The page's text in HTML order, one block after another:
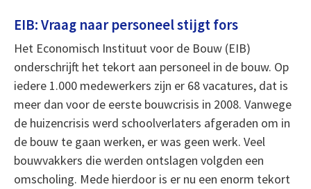
EIB: Vraag naar personeel stijgt fors
Het Economisch Instituut voor de Bouw (EIB)
onderschrijft het tekort aan personeel in de bouw. Op
iedere 1.000 medewerkers zijn er 68 vacatures, dat is
meer dan voor de eerste bouwcrisis in 2008. Vanwege
de huizencrisis werd schoolverlaters afgeraden om in
de bouw te gaan werken, er was geen werk. Veel
bouwvakkers die werden ontslagen volgden een
omscholing. Mede hierdoor is er nu een enorm tekort